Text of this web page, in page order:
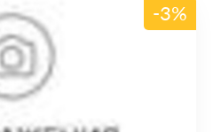
-3%